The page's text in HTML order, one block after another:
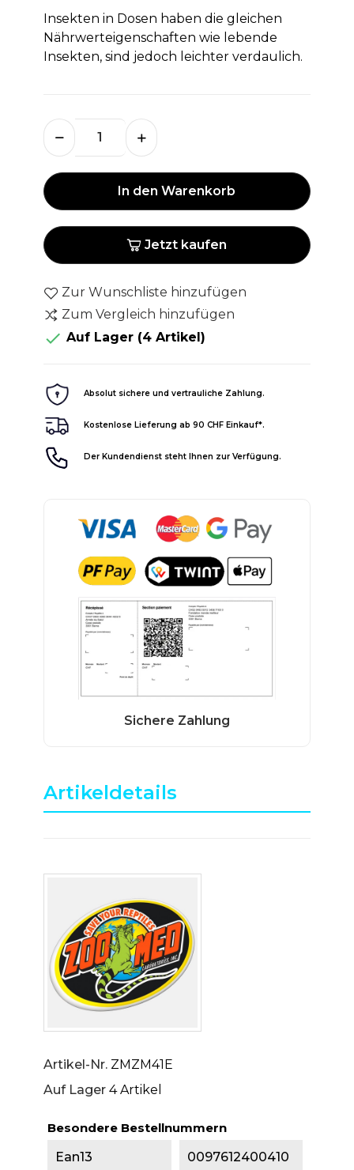
Insekten in Dosen haben die gleichen
Nährwerteigenschaften wie lebende
Insekten, sind jedoch leichter verdaulich.
In den Warenkorb
Jetzt kaufen
Zur Wunschliste hinzufügen
Zum Vergleich hinzufügen
 Auf Lager (4 Artikel)
Absolut sichere und vertrauliche Zahlung.
Kostenlose Lieferung ab 90 CHF Einkauf*.
Der Kundendienst steht Ihnen zur Verfügung.
Artikeldetails
Artikel-Nr. ZMZM41E
Auf Lager 4 Artikel
Besondere Bestellnummern
Ean13
0097612400410